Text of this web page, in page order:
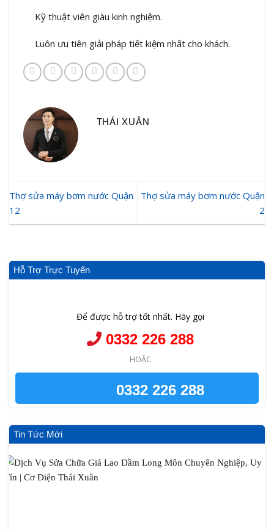
Kỹ thuật viên giàu kinh nghiệm.
Luôn ưu tiên giải pháp tiết kiệm nhất cho khách.
THÁI XUÂN
Thợ sửa máy bơm nước Quận
12
Thợ sửa máy bơm nước Quận
2
Hỗ Trợ Trực Tuyến
Để được hỗ trợ tốt nhất. Hãy gọi
0332 226 288
HOẶC
0332 226 288
Tin Tức Mới